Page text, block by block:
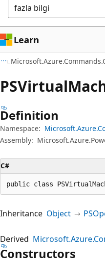
fazla bilgi
Learn
PSVirtual
Definition
Namespace:
Assembly:
C#
public class
Inheritance Object
Derived
Constructors